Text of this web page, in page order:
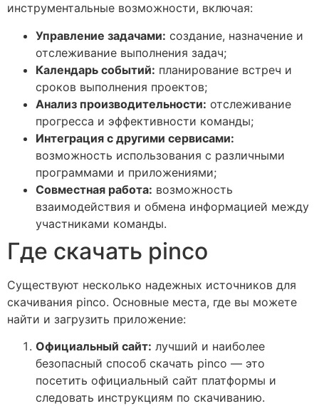
инструментальные возможности, включая:
Управление задачами: создание, назначение и
отслеживание выполнения задач;
Календарь событий: планирование встреч и
сроков выполнения проектов;
Анализ производительности: отслеживание
прогресса и эффективности команды;
Интеграция с другими сервисами:
возможность использования с различными
программами и приложениями;
Совместная работа: возможность
взаимодействия и обмена информацией между
участниками команды.
Где скачать pinco
Существуют несколько надежных источников для
скачивания pinco. Основные места, где вы можете
найти и загрузить приложение:
Официальный сайт: лучший и наиболее
безопасный способ скачать pinco — это
посетить официальный сайт платформы и
следовать инструкциям по скачиванию.